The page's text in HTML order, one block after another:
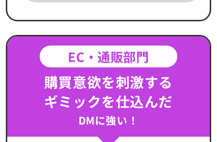
EC・通販部門
購買意欲を刺激する
ギミックを仕込んだ
DMに強い！